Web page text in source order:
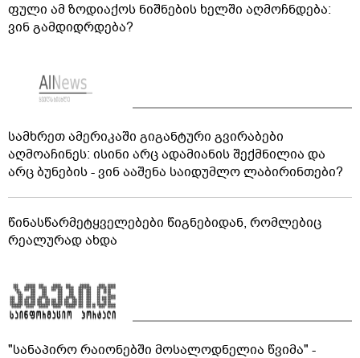
ფული ამ ზოდიაქოს ნიშნების ხელში აღმოჩნდება:
ვინ გამდიდრდება?
სამხრეთ ამერიკაში გიგანტური გვირაბები
აღმოაჩინეს: ისინი არც ადამიანის შექმნილია და
არც ბუნების - ვინ ააშენა საიდუმლო ლაბირინთები?
წინასწარმეტყველებები წიგნებიდან, რომლებიც
რეალურად ახდა
"სანაპირო რაიონებში მოსალოდნელია წვიმა" -